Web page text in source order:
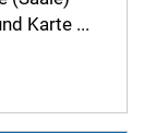
Karte ...